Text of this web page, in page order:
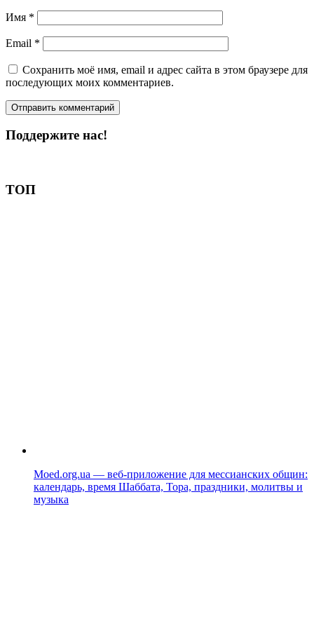
Имя *
Email *
Сохранить моё имя, email и адрес сайта в этом браузере для
последующих моих комментариев.
Поддержите нас!
ТОП
Moed.org.ua — веб-приложение для мессианских общин:
календарь, время Шаббата, Тора, праздники, молитвы и
музыка